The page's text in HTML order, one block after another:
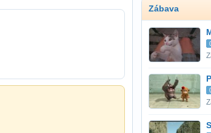
Zábava